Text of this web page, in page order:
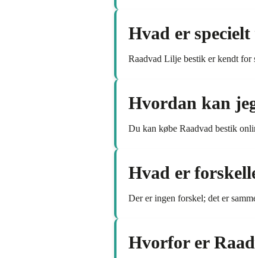
Hvad er
Raadvad Lilje bestik er kendt for
Hvordan kan
Du kan købe Raadvad bestik
Hvad er
Der er ingen forskel; det er
Hvorfor er